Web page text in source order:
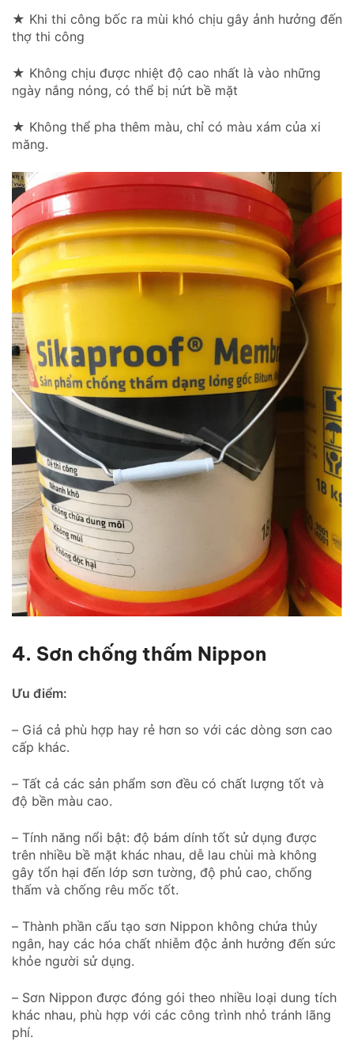
★ Khi thi công bốc ra mùi khó chịu gây ảnh hưởng đến
thợ thi công
★ Không chịu được nhiệt độ cao nhất là vào những
ngày nắng nóng, có thể bị nứt bề mặt
★ Không thể pha thêm màu, chỉ có màu xám của xi
măng.
4. Sơn chống thấm Nippon
Ưu điểm:
– Giá cả phù hợp hay rẻ hơn so với các dòng sơn cao
cấp khác.
– Tất cả các sản phẩm sơn đều có chất lượng tốt và
độ bền màu cao.
– Tính năng nổi bật: độ bám dính tốt sử dụng được
trên nhiều bề mặt khác nhau, dễ lau chùi mà không
gây tổn hại đến lớp sơn tường, độ phủ cao, chống
thấm và chống rêu mốc tốt.
– Thành phần cấu tạo sơn Nippon không chứa thủy
ngân, hay các hóa chất nhiễm độc ảnh hưởng đến sức
khỏe người sử dụng.
– Sơn Nippon được đóng gói theo nhiều loại dung tích
khác nhau, phù hợp với các công trình nhỏ tránh lãng
phí.